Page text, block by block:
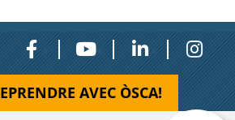
AVEC ÒSCA!